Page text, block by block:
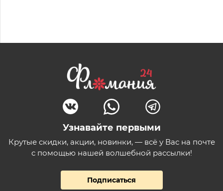
Узнавайте первыми
Крутые скидки, акции, новинки, — всё у Вас на почте
с помощью нашей волшебной рассылки!
Подписаться